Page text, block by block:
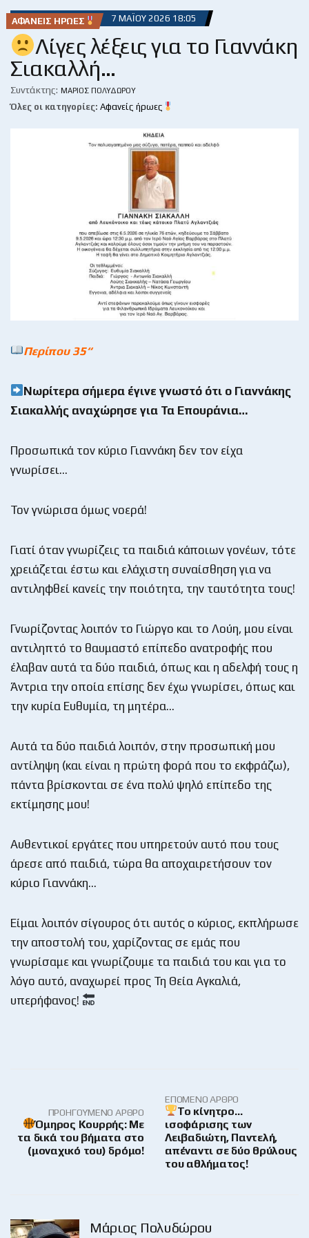
ΑΦΑΝΕΊΣ ΉΡΩΕΣ 7 ΜΑΪ́ΟΥ 2026 18:05
Λίγες λέξεις για το Γιαννάκη
Σιακαλλή…
Συντάκτης: ΜΆΡΙΟΣ ΠΟΛΥΔΏΡΟΥ
Όλες οι κατηγορίες: Αφανείς ήρωες
Περίπου 35“
Νωρίτερα σήμερα έγινε γνωστό ότι ο Γιαννάκης
Σιακαλλής αναχώρησε για Τα Επουράνια…
Προσωπικά τον κύριο Γιαννάκη δεν τον είχα
γνωρίσει…
Τον γνώρισα όμως νοερά!
Γιατί όταν γνωρίζεις τα παιδιά κάποιων γονέων, τότε
χρειάζεται έστω και ελάχιστη συναίσθηση για να
αντιληφθεί κανείς την ποιότητα, την ταυτότητα τους!
Γνωρίζοντας λοιπόν το Γιώργο και το Λούη, μου είναι
αντιληπτό το θαυμαστό επίπεδο ανατροφής που
έλαβαν αυτά τα δύο παιδιά, όπως και η αδελφή τους η
Άντρια την οποία επίσης δεν έχω γνωρίσει, όπως και
την κυρία Ευθυμία, τη μητέρα…
Αυτά τα δύο παιδιά λοιπόν, στην προσωπική μου
αντίληψη (και είναι η πρώτη φορά που το εκφράζω),
πάντα βρίσκονται σε ένα πολύ ψηλό επίπεδο της
εκτίμησης μου!
Αυθεντικοί εργάτες που υπηρετούν αυτό που τους
άρεσε από παιδιά, τώρα θα αποχαιρετήσουν τον
κύριο Γιαννάκη…
Είμαι λοιπόν σίγουρος ότι αυτός ο κύριος, εκπλήρωσε
την αποστολή του, χαρίζοντας σε εμάς που
γνωρίσαμε και γνωρίζουμε τα παιδιά του και για το
λόγο αυτό, αναχωρεί προς Τη Θεία Αγκαλιά,
υπερήφανος!
ΠΡΟΗΓΟΎΜΕΝΟ ΆΡΘΡΟ
Όμηρος Κουρρής: Με
τα δικά του βήματα στο
(μοναχικό του) δρόμο!
ΕΠΌΜΕΝΟ ΆΡΘΡΟ
Το κίνητρο…
ισοφάρισης των
Λειβαδιώτη, Παντελή,
απέναντι σε δύο θρύλους
του αθλήματος!
Μάριος Πολυδώρου